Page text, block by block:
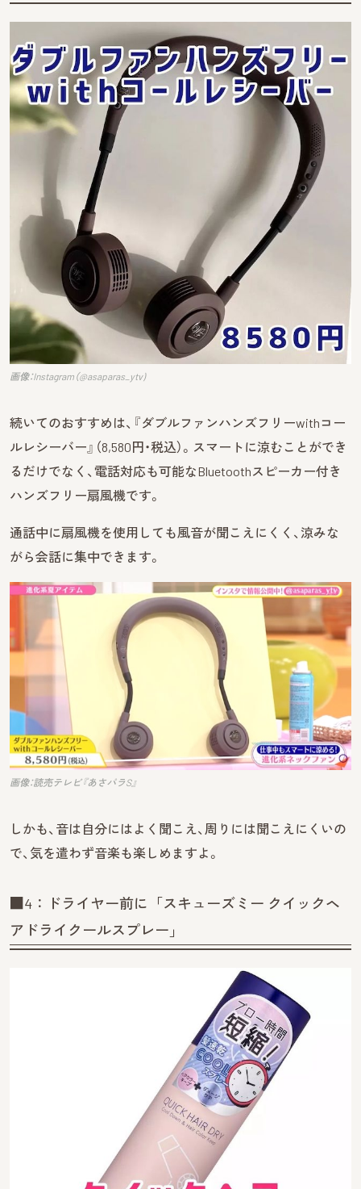
画像：Instagram（@asaparas_ytv)
続いてのおすすめは、『ダブルファンハンズフリーwithコー
ルレシーバー』（8,580円・税込）。スマートに涼むことができ
るだけでなく、電話対応も可能なBluetoothスピーカー付き
ハンズフリー扇風機です。
通話中に扇風機を使用しても風音が聞こえにくく、涼みな
がら会話に集中できます。
画像：読売テレビ『あさパラS』
しかも、音は自分にはよく聞こえ、周りには聞こえにくいの
で、気を遣わず音楽も楽しめますよ。
■4：ドライヤー前に「スキューズミー クイックヘ
アドライクールスプレー」